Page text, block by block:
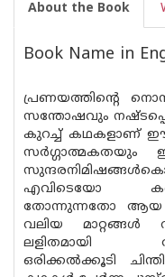
About the Book
Book Name in
പ്രണയത്തിന്റെ
സന്തോഷവും
കുറച്ച് കഥകളാണ് ഈ
സർഗ്ഗാത്മകതയും
എവിടെയോ
തോന്നുന്നതോ ആയ
വലിയ
ലളിതമായി
ഒരിക്കൽക്കൂടി